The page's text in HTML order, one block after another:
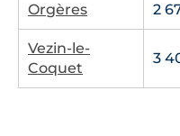
Orgères 2
Vezin-le-
Coquet
3